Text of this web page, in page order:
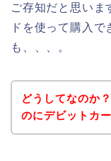
ご存知だと思いま
ドを使って購入
も、、、。
どうしてなのか
のにデビットカ